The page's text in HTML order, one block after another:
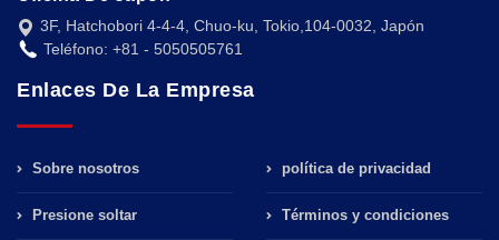
3F, Hatchobori 4-4-4, Chuo-ku, Tokio,104-0032, Japón
Teléfono: +81 - 5050505761
Enlaces De La Empresa
Sobre nosotros
Presione soltar
política de privacidad
Términos y condiciones